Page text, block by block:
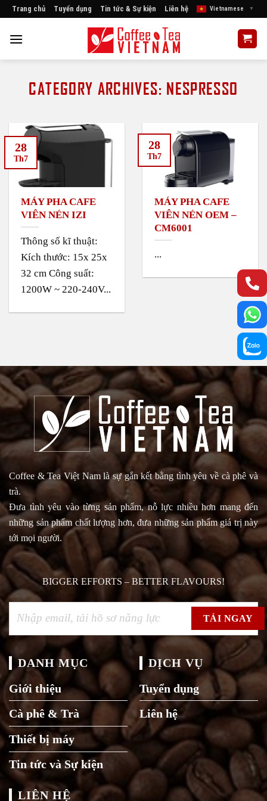
Skip
content
Trang chủ Tuyển dụng Tin tức & Sự kiện Liên hệ Vietnamese ▼
CATEGORY ARCHIVES: NESPRESSO
MÁY PHA CAFE
VIÊN NÉN IZI
Thông số kĩ thuật:
Kích thước: 15x 25x
32 cm Công suất:
1200W ~ 220-240V...
28
Th7
MÁY PHA CAFE
VIÊN NÉN OEM –
CM6001
...
28
Th7
Coffee & Tea Việt Nam là sự gắn kết bằng tình yêu về cà phê và
trà.
Đưa tình yêu vào từng sản phẩm, nỗ lực nhiều hơn mang đến
những sản phẩm chất lượng hơn, đưa những sản phẩm giá trị này
tới mọi người.
BIGGER EFFORTS – BETTER FLAVOURS!
DANH MỤC
Giới thiệu
Cà phê & Trà
Thiết bị máy
Tin tức và Sự kiện
DỊCH VỤ
Tuyển dụng
Liên hệ
LIÊN HỆ